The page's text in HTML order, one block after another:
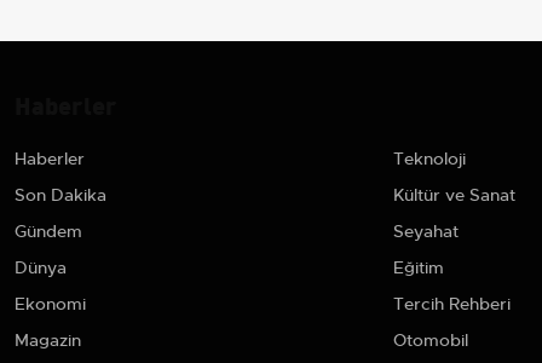
Haberler
Son Dakika
Gündem
Dünya
Ekonomi
Magazin
Teknoloji
Kültür ve Sanat
Seyahat
Eğitim
Tercih Rehberi
Otomobil